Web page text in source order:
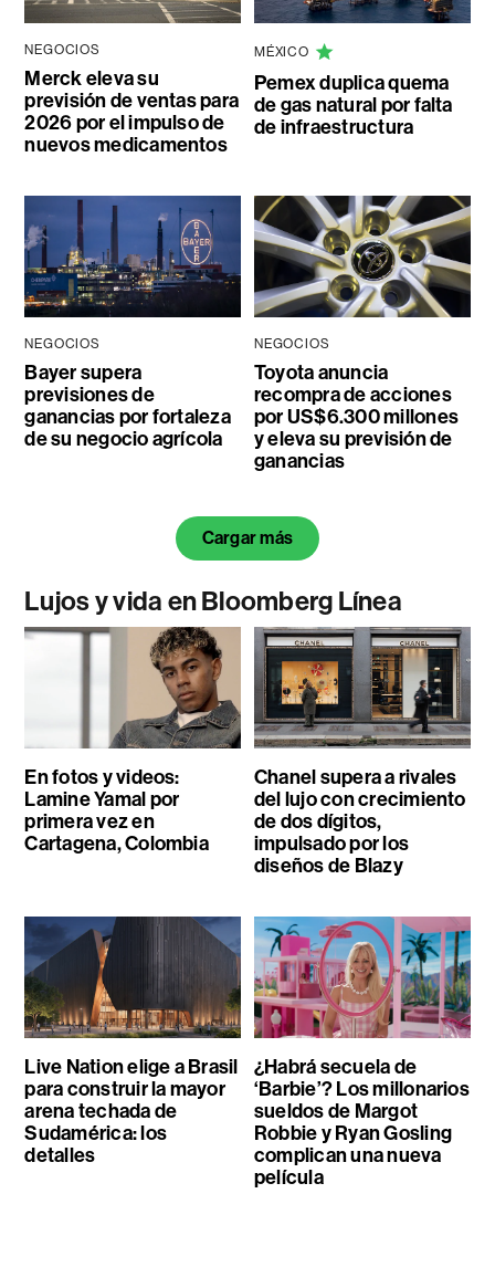
NEGOCIOS
Merck eleva su
previsión de ventas para
2026 por el impulso de
nuevos medicamentos
MÉXICO
Pemex duplica quema
de gas natural por falta
de infraestructura
NEGOCIOS
Bayer supera
previsiones de
ganancias por fortaleza
de su negocio agrícola
NEGOCIOS
Toyota anuncia
recompra de acciones
por US$6.300 millones
y eleva su previsión de
ganancias
Cargar más
Lujos y vida en Bloomberg Línea
En fotos y videos:
Lamine Yamal por
primera vez en
Cartagena, Colombia
Chanel supera a rivales
del lujo con crecimiento
de dos dígitos,
impulsado por los
diseños de Blazy
Live Nation elige a Brasil
para construir la mayor
arena techada de
Sudamérica: los
detalles
¿Habrá secuela de
‘Barbie’? Los millonarios
sueldos de Margot
Robbie y Ryan Gosling
complican una nueva
película